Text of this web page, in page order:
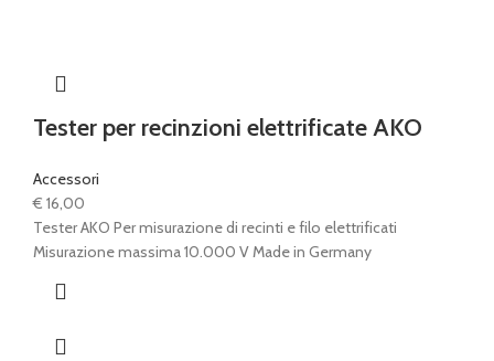
Tester per recinzioni elettrificate AKO
Accessori
€ 16,00
Tester AKO Per misurazione di recinti e filo elettrificati
Misurazione massima 10.000 V Made in Germany